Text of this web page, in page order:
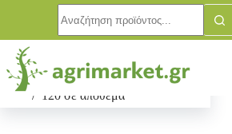
ΝΙΠΕΛ ΣΥΣΤ.3/4*1/2
1,50€
120 σε απόθεμα
Αγορά